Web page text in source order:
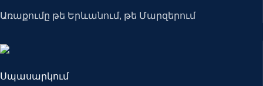
Առաքումը թե Երևանում, թե Մարզերում
Սպասարկում